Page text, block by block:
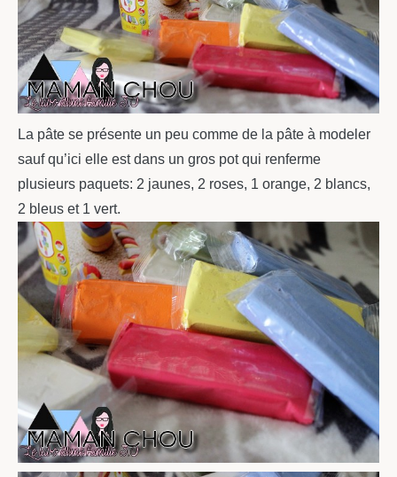
La pâte se présente un peu comme de la pâte à modeler
sauf qu’ici elle est dans un gros pot qui renferme
plusieurs paquets: 2 jaunes, 2 roses, 1 orange, 2 blancs,
2 bleus et 1 vert.